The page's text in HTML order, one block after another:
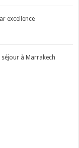
excellence
à Marrakech